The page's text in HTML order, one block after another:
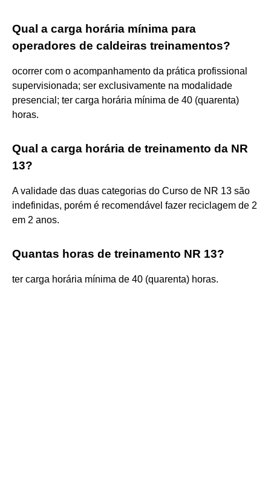
Qual a carga horária mínima para
operadores de caldeiras treinamentos?
ocorrer com o acompanhamento da prática profissional
supervisionada; ser exclusivamente na modalidade
presencial; ter carga horária mínima de 40 (quarenta)
horas.
Qual a carga horária de treinamento da NR
13?
A validade das duas categorias do Curso de NR 13 são
indefinidas, porém é recomendável fazer reciclagem de 2
em 2 anos.
Quantas horas de treinamento NR 13?
ter carga horária mínima de 40 (quarenta) horas.